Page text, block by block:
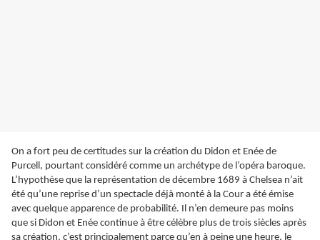
On a fort peu de certitudes sur la création du Didon et Enée de
Purcell, pourtant considéré comme un archétype de l’opéra baroque.
L’hypothèse que la représentation de décembre 1689 à Chelsea n’ait
été qu’une reprise d’un spectacle déjà monté à la Cour a été émise
avec quelque apparence de probabilité. Il n’en demeure pas moins
que si Didon et Enée continue à être célèbre plus de trois siècles après
sa création, c’est principalement parce qu’en à peine une heure, le